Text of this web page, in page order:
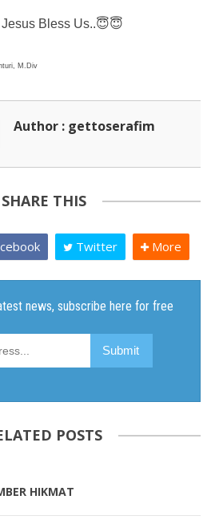
Bless Us..😇😇
M.Div
Author : gettoserafim
SHARE THIS
Twitter More
POSTS
HIKMAT